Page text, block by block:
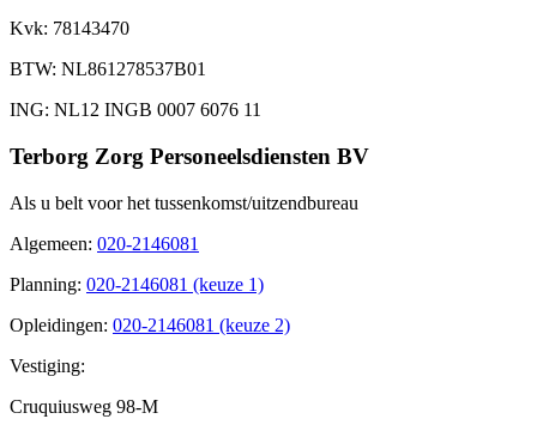
Kvk: 78143470
BTW: NL861278537B01
ING: NL12 INGB 0007 6076 11
Terborg Zorg Personeelsdiensten BV
Als u belt voor het tussenkomst/uitzendbureau
Algemeen: 020-2146081
Planning: 020-2146081 (keuze 1)
Opleidingen: 020-2146081 (keuze 2)
Vestiging:
Cruquiusweg 98-M